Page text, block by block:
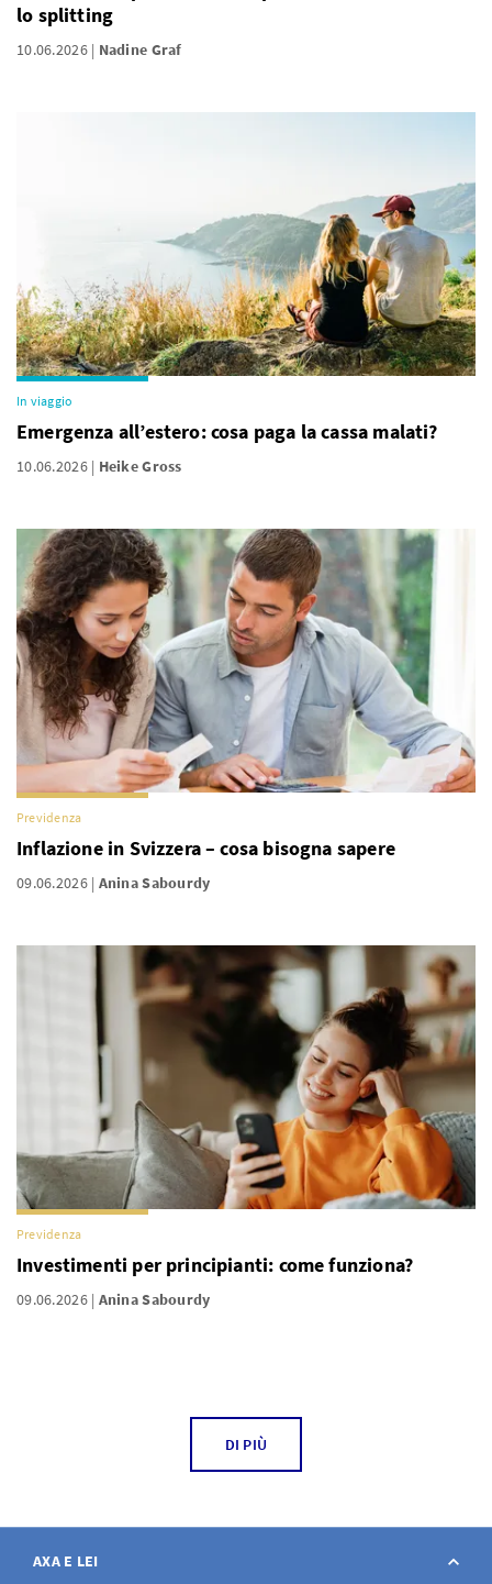
lo splitting
10.06.2026 Nadine Graf
In viaggio
Emergenza all’estero: cosa paga la cassa malati?
10.06.2026 Heike Gross
Previdenza
Inflazione in Svizzera – cosa bisogna sapere
09.06.2026 Anina Sabourdy
Previdenza
Investimenti per principianti: come funziona?
09.06.2026 Anina Sabourdy
DI PIÙ
AXA E LEI